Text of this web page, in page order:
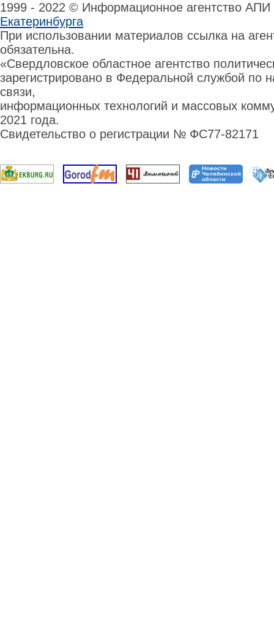
1999 - 2022 © Информационное агентство
Екатеринбурга
При использовании материалов ссылка на
обязательна.
«Свердловское областное агентство
зарегистрировано в Федеральной службой по
связи,
информационных технологий и массовых
2021 года.
Свидетельство о регистрации № ФС77-82171